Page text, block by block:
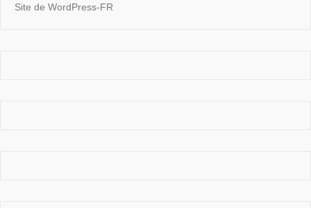
Site de WordPress-FR